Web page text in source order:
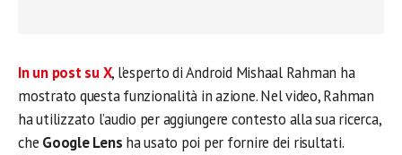
In un post su X, l’esperto di Android Mishaal Rahman ha
mostrato questa funzionalità in azione. Nel video, Rahman
ha utilizzato l’audio per aggiungere contesto alla sua ricerca,
che Google Lens ha usato poi per fornire dei risultati.